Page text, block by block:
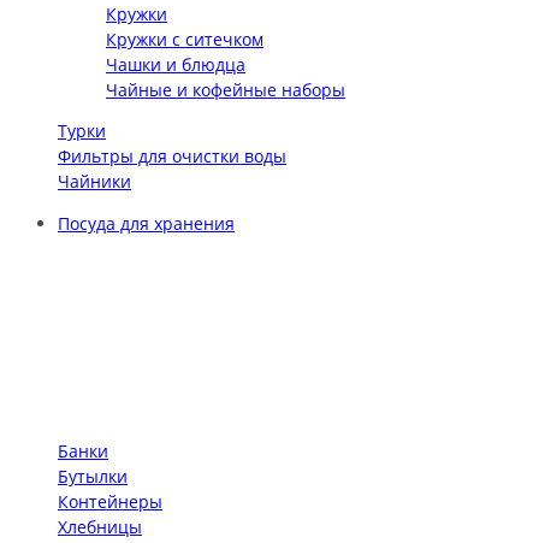
Кружки
Кружки с ситечком
Чашки и блюдца
Чайные и кофейные наборы
Турки
Фильтры для очистки воды
Чайники
Посуда для хранения
Банки
Бутылки
Контейнеры
Хлебницы